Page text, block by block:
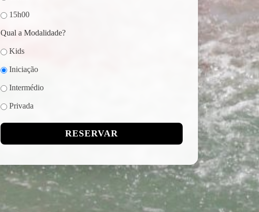
15h00
Qual a Modalidade?
Kids
Iniciação
Intermédio
Privada